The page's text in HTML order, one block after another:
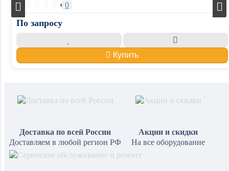
0
По запросу
Купить
Доставка по всей России
Доставляем в любой регион РФ
Акции и скидки
На все оборудование